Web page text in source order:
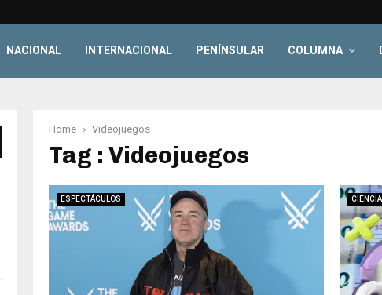
NACIONAL INTERNACIONAL PENÍNSULAR COLUMNA
Home Videojuegos
Tag : Videojuegos
ESPECTÁCULOS